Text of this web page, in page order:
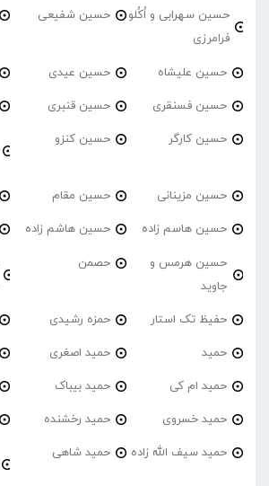
حسین سهرابی و اُکُلو
فرامرزی
حسین شفیعی
حسین علیشاه حسین عیدی
حسین فسنقری حسین قنبری
حسین کارگر حسین کنزو
حسین مزینانی حسین مقام
حسین هاسم زاده حسین هاشم زاده
حسین هرمس و
جاوید
حصمن
حفیظ تک استار حمزه رشیدی
حمید حمید اصغری
حمید ام کی حمید بیباک
حمید خسروی حمید رخشنده
حمید سیف الله زاده حمید شاهی